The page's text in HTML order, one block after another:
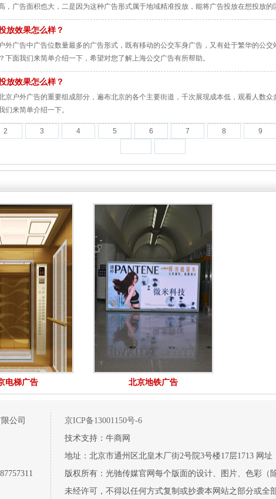
，广告面积也大，二是因为这种广告形式属于地域精准投放，能将广告投放在想投放
广告怎么投放？下面我们来简单介绍一下，希望对您有所帮助。
放效果怎么样？
外广告中广告位数量最多的广告形式，既有移动的公交车身广告，又有处于繁华的公
下面我们来简单介绍一下，希望对您了解上海公交广告有所帮助。
放效果怎么样？
京户外广告的重要组成部分，遍布北京的各个主要街道，千次展现成本低，观看人数
们来简单介绍一下。
2 3 4 5 6 7 8 9
电梯广告 北京地铁广告
公司
京ICP备13001150号-6
技术支持：牛商网
地址：北京市通州区北皇木厂街2号院3号楼17层1713 网址
版权所有：光驰传媒官网每个版面的设计、图片、色彩（
未经许可，不得以任何方式复制或抄袭本网站之部分或全